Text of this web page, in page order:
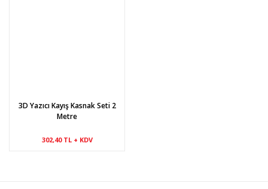
3D Yazıcı Kayış Kasnak Seti 2
Metre
302,40 TL + KDV